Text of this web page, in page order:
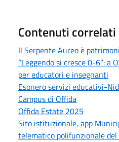
Contenuti correlati
Il Serpente Aureo è
“Leggendo si cresce 0-6”: a
per educatori e insegnanti
Esonero servizi educativi-
Campus di Offida
Offida Estate 2025
Sito istituzionale, app
telematico polifunzionale